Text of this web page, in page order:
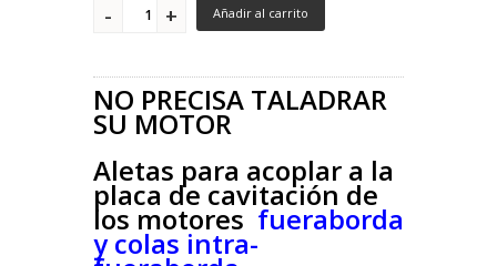
Añadir al carrito
NO PRECISA TALADRAR
SU MOTOR
Aletas para acoplar a la
placa de cavitación de
los motores fueraborda
y colas intra-